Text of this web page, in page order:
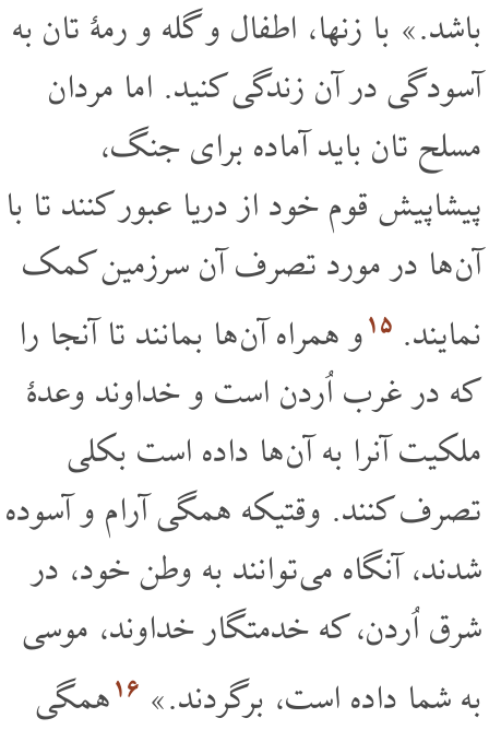
باشد.» با زنها، اطفال و گله و رمۀ تان به
آسودگی در آن زندگی کنید. اما مردان
مسلح تان باید آماده برای جنگ،
پیشاپیش قوم خود از دریا عبور کنند تا با
آن ها در مورد تصرف آن سرزمین کمک
نمایند. ۱۵و همراه آن ها بمانند تا آنجا را
که در غرب اُردن است و خداوند وعدۀ
ملکیت آنرا به آن ها داده است بکلی
تصرف کنند. وقتیکه همگی آرام و آسوده
شدند، آنگاه می توانند به وطن خود، در
شرق اُردن، که خدمتگار خداوند، موسی
به شما داده است، برگردند.» ۱۶همگی